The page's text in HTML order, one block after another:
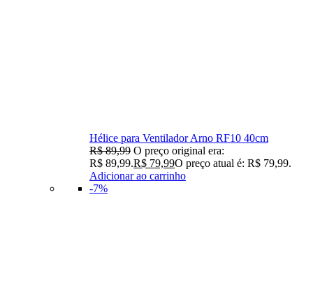
Hélice para Ventilador Arno RF10 40cm
R$89,99 O preço original era:
R$ 89,99.R$ 79,99O preço atual é: R$ 79,99.
Adicionar ao carrinho
-7%